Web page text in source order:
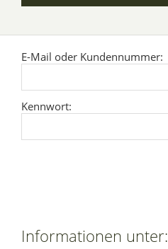
E-Mail oder Kundennummer:
Kennwort:
Informationen unter: